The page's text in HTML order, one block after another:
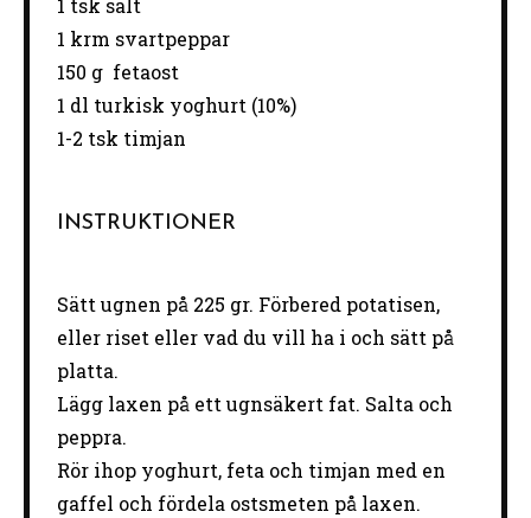
1 tsk salt
1 krm svartpeppar
150 gfetaost
1 dl turkisk yoghurt (10%)
1-2 tsk timjan
INSTRUKTIONER
Sätt ugnen på 225 gr. Förbered potatisen,
eller riset eller vad du vill ha i och sätt på
platta.
Lägg laxen på ett ugnsäkert fat. Salta och
peppra.
Rör ihop yoghurt, feta och timjan med en
gaffel och fördela ostsmeten på laxen.